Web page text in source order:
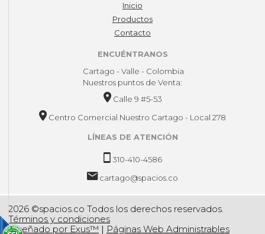
Inicio
Productos
Contacto
ENCUÉNTRANOS
Cartago - Valle - Colombia
Nuestros puntos de Venta:
Calle 9 #5-53
Centro Comercial Nuestro Cartago - Local 278
LÍNEAS DE ATENCIÓN
310-410-4586
cartago@spacios.co
2026 ©spacios.co Todos los derechos reservados.
Términos y condiciones
Diseñado por Exus™ | Páginas Web Administrables